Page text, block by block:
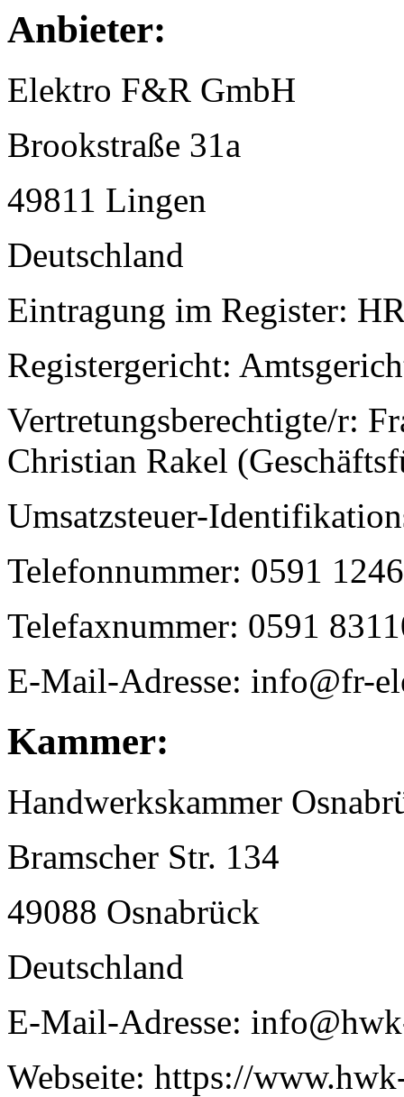
Anbieter:
Elektro F&R GmbH
Brookstraße 31a
49811 Lingen
Deutschland
Eintragung im Register:
Registergericht:
Vertretungsberechtigte/r:
Christian Rakel
Umsatzsteuer-
Telefonnummer: 0591 1246
Telefaxnummer: 0591
E-Mail-Adresse: info@fr-
Kammer:
Handwerkskammer
Bramscher Str. 134
49088 Osnabrück
Deutschland
E-Mail-Adresse:
Webseite: https://